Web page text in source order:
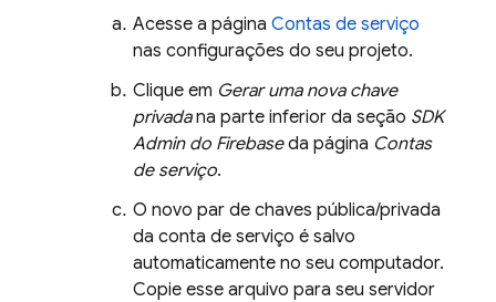
Acesse a página Contas de serviço
nas configurações do seu projeto.
Clique em Gerar uma nova chave
privadana parte inferior da seção SDK
Admin do Firebaseda página Contas
de serviço.
O novo par de chaves pública/privada
da conta de serviço é salvo
automaticamente no seu computador.
Copie esse arquivo para seu servidor